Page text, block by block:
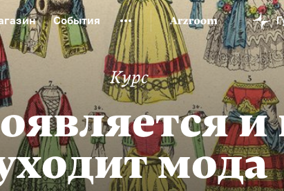
События
Новая Третьяковка Онлайн-университет
Русский язык от «гой еси» до «лол кек»
XX века
Русская литература XX века
Курс
и
мода